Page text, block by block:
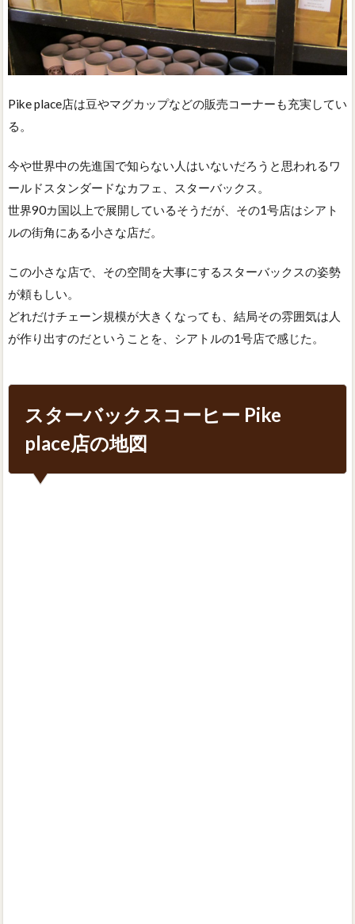
Pike place店は豆やマグカップなどの販売コーナーも充実してい
る。
今や世界中の先進国で知らない人はいないだろうと思われるワ
ールドスタンダードなカフェ、スターバックス。
世界90カ国以上で展開しているそうだが、その1号店はシアト
ルの街角にある小さな店だ。
この小さな店で、その空間を大事にするスターバックスの姿勢
が頼もしい。
どれだけチェーン規模が大きくなっても、結局その雰囲気は人
が作り出すのだということを、シアトルの1号店で感じた。
スターバックスコーヒー Pike
place店の地図